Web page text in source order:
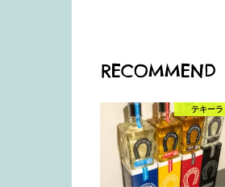
RECOMMEND
テキーラ